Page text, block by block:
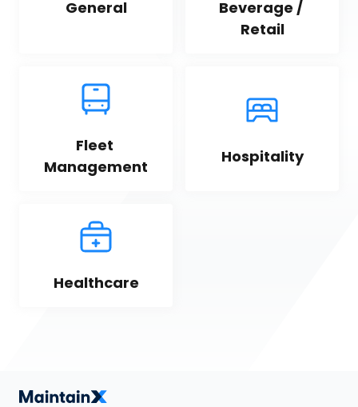
General
Beverage /
Retail
Fleet
Management
Hospitality
Healthcare